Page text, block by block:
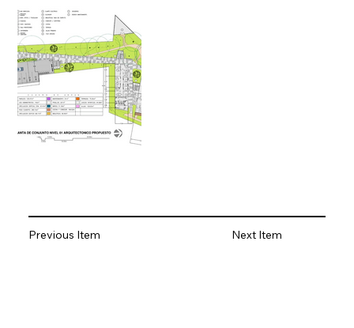
Next Item
Previous Item